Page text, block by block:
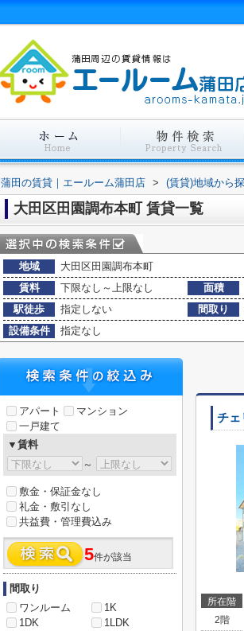
蒲田の賃貸｜エールーム蒲田店 > (賃貸)地域から
大田区田園調布本町 賃貸一覧
地域
大田区田園調布本町
賃料
下限なし～上限なし 面積
駅徒歩
指定しない 間取り
設備条件
指定なし
チェ
所在階
2階
アパート
マンション
一戸建て
▼賃料
～
敷金・保証金なし
礼金・敷引なし
共益費・管理費込み
5件が該当
間取り
ワンルーム
1K
1DK
1LDK